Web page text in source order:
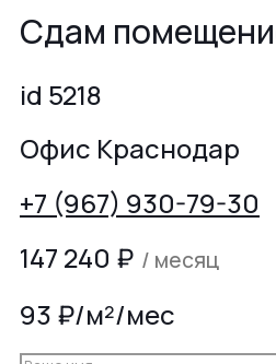
Сдам
id 5218
Офис Краснодар
+7 (967) 930-79-30
147 240 ₽ / месяц
93 ₽/м²/мес